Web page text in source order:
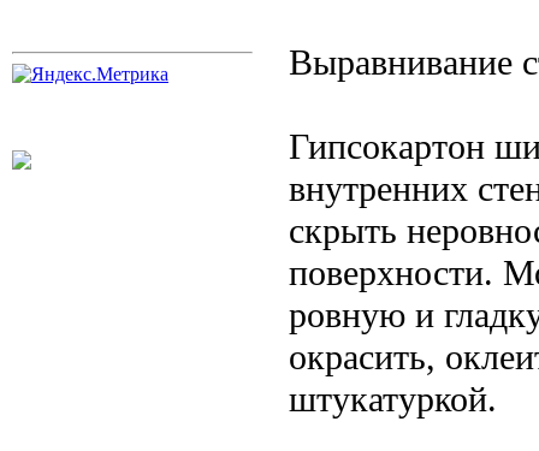
Выравнивание
Гипсокартон
внутренних
скрыть
поверхности.
ровную и
окрасить,
штукатуркой.